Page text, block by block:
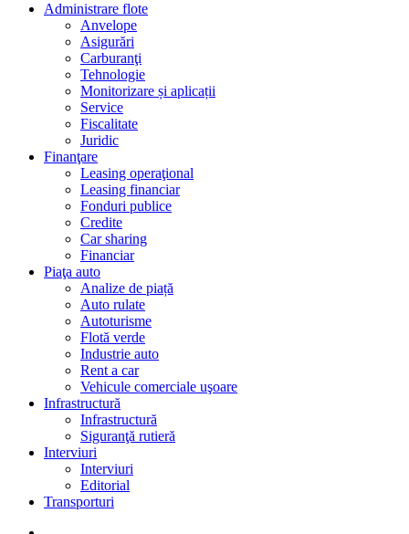
Administrare flote
Anvelope
Asigurări
Carburanţi
Tehnologie
Monitorizare și aplicații
Service
Fiscalitate
Juridic
Finanţare
Leasing operaţional
Leasing financiar
Fonduri publice
Credite
Car sharing
Financiar
Piaţa auto
Analize de piață
Auto rulate
Autoturisme
Flotă verde
Industrie auto
Rent a car
Vehicule comerciale uşoare
Infrastructură
Infrastructură
Siguranţă rutieră
Interviuri
Interviuri
Editorial
Transporturi